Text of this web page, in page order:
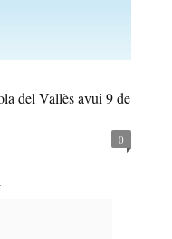
del Vallès avui 9 de
0